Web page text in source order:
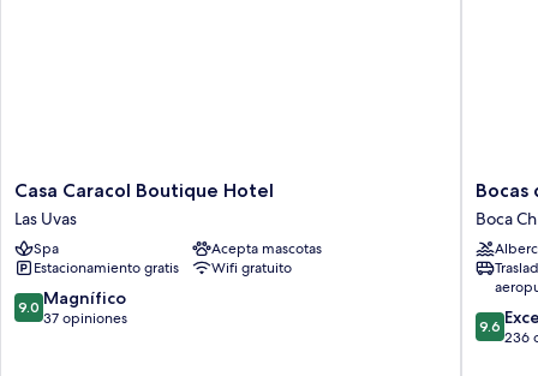
Casa
Caracol
Boutique
Hotel
Las
Uvas
Casa Caracol Boutique Hotel
Las Uvas
Spa
Acepta mascotas
Estacionamiento gratis
Wifi gratuito
9.0
de
9.0 Magnífico
37 opiniones
Bocas
del
Mar
Hotel
Boca
Chica
Bocas
Boca
9.6
de
9.6
236